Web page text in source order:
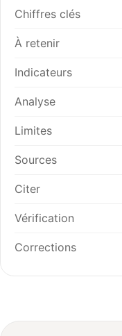
Chiffres clés
À retenir
Indicateurs
Analyse
Limites
Sources
Citer
Vérification
Corrections